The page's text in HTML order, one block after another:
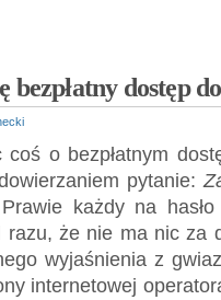
bezpłatny dostęp
coś o bezpłatnym
pytanie:
Prawie każdy na
razu, że nie ma nic za
wyjaśnienia z
internetowej